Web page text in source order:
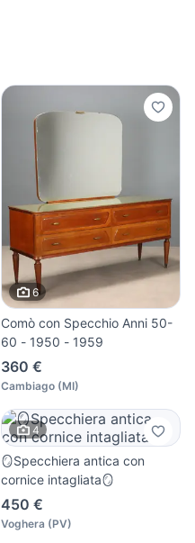
6
Comò con Specchio Anni 50-
60 - 1950 - 1959
360 €
Cambiago (MI)
4
🪞Specchiera antica con
cornice intagliata🪞
450 €
Voghera (PV)